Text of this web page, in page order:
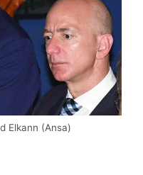
Elkann (Ansa)